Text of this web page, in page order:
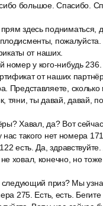
большое. Спасибо.
здесь подниматься,
от наших.
у кого-нибудь
от наших
Представляете,
тяни, ты давай, давай,
Хавал, да? Вот
такого нет номера
есть. Да,
ховал, конечно, но
следующий приз? Мы
275. Есть, есть. Бегите